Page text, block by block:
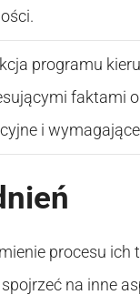
programu
faktami
i
procesu
na inne